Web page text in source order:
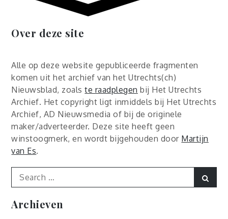
Over deze site
Alle op deze website gepubliceerde fragmenten
komen uit het archief van het Utrechts(ch)
Nieuwsblad, zoalste raadplegen bij Het Utrechts
Archief. Het copyright ligt inmiddels bij Het Utrechts
Archief, AD Nieuwsmedia of bij de originele
maker/adverteerder. Deze site heeft geen
winstoogmerk, en wordt bijgehouden door Martijn
van Es.
Search
for:
Archieven